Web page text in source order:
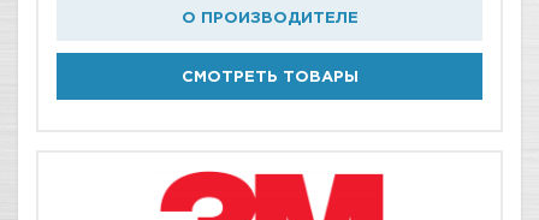
О ПРОИЗВОДИТЕЛЕ
СМОТРЕТЬ ТОВАРЫ